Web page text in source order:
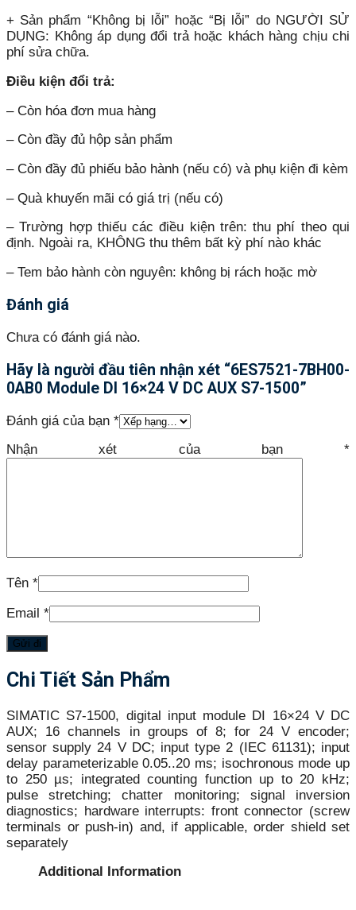
+ Sản phẩm “Không bị lỗi” hoặc “Bị lỗi” do NGƯỜI SỬ
DỤNG: Không áp dụng đổi trả hoặc khách hàng chịu chi
phí sửa chữa.
Điều kiện đổi trả:
– Còn hóa đơn mua hàng
– Còn đầy đủ hộp sản phẩm
– Còn đầy đủ phiếu bảo hành (nếu có) và phụ kiện đi kèm
– Quà khuyến mãi có giá trị (nếu có)
– Trường hợp thiếu các điều kiện trên: thu phí theo qui
định. Ngoài ra, KHÔNG thu thêm bất kỳ phí nào khác
– Tem bảo hành còn nguyên: không bị rách hoặc mờ
Đánh giá
Chưa có đánh giá nào.
Hãy là người đầu tiên nhận xét “6ES7521-7BH00-
0AB0 Module DI 16×24 V DC AUX S7-1500”
Đánh giá của bạn *
Nhận xét của bạn *
Tên *
Email *
Chi Tiết Sản Phẩm
SIMATIC S7-1500, digital input module DI 16×24 V DC
AUX; 16 channels in groups of 8; for 24 V encoder;
sensor supply 24 V DC; input type 2 (IEC 61131); input
delay parameterizable 0.05..20 ms; isochronous mode up
to 250 µs; integrated counting function up to 20 kHz;
pulse stretching; chatter monitoring; signal inversion
diagnostics; hardware interrupts: front connector (screw
terminals or push-in) and, if applicable, order shield set
separately
Additional Information